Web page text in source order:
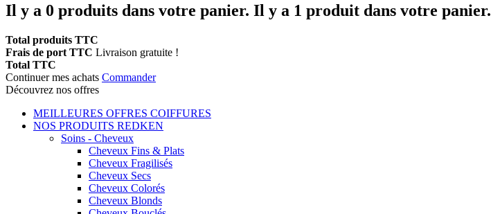
Il y a 0 produits dans votre panier. Il y a 1 produit dans votre panier.
Total produits TTC
Frais de port TTC Livraison gratuite !
Total TTC
Continuer mes achats Commander
Découvrez nos offres
MEILLEURES OFFRES COIFFURES
NOS PRODUITS REDKEN
Soins - Cheveux
Cheveux Fins & Plats
Cheveux Fragilisés
Cheveux Secs
Cheveux Colorés
Cheveux Blonds